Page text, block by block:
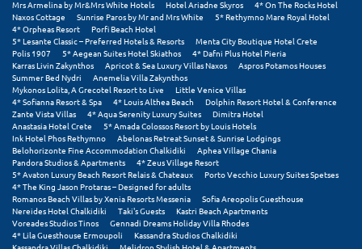
Πελοπόννησος
Πήλιο
Πιερία
Πλαταμώνας
Πλύτρα Λακωνίας
Πόρος
Πόρτο Χέλι
Mrs Armelina by Mr&Mrs White Hotels
Hotel Ariadne Skyros
4* On The Rocks Hotel
Naxos Cottage
Sunrise Paros by Mr and Mrs White
5* Rethymno Mare Royal Hotel
4* Orpheas Resort
Porfi Beach Hotel
5* Lesante Classic – Preferred Hotels & Resorts
Menta City Boutique Hotel Crete
Polis 1907
5* Aegean Suites Hotel Skiathos
4* Dafni Plus Hotel Pieria
Karras Livin Zakynthos
Apricot & Sea Luxury Villas Naxos
Aspros Potamos Houses
Summer Bed Nydri
Anemelia Villa Zakynthos
Mykonos Lolita, A Grecotel Resort to Live
Little Venice Villas
4* Sofianna Resort & Spa
4* Louis Althea Beach
Dolphin Resort Hotel & Conference
Zante Vista Villas
4* Aqua Serenity Luxury Suites
Dimitra Hotel
Anastasia Hotel Crete
5* Amada Colossos Resort by Louis Hotels
Ink Hotel Phos Rethymno
Abelonas Retreat Sunset & Sunrise Lodgings
Belohorizonte Fine Accommodation Chalkidiki
Aphea Village Chania
Pandora Studios & Apartments
4* Zeus Village Resort
5* Avaton Luxury Beach Resort Relais & Chateaux
Porto Vecchio Luxury Suites Spetses
4* The King Jason Protaras – Designed for adults
Romanos Beach Villas by Xenia Resorts Messenia
Sofia Areopolis Guesthouse
Nereides Hotel Chalkidiki
Taki's Guests
Kastri Beach Apartments
Voreades Studios Tinos
Gennadi Dreams Holiday Villa Rhodes
4* Lila Guesthouse Ermoupoli
Kassandra Studios Chalkidiki